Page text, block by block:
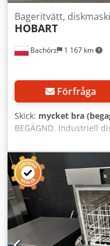
Bachórz 1 167 km
Bageritvätt,
HOBART
Förfråga
Skick: mycket bra
BEGÄGND. Industriell
Hobart med
Tillverkningsår: 2023 -
MÅTT (i cm):
(135 när luckan är
öppen) INRE MÅTT (i
(till sprinklerna)
transport av maskinen.
TALAR ENGELSKA,
UKRAINSKA.